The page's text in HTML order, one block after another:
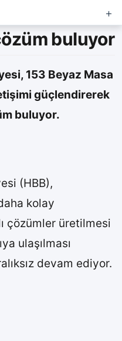
153
buluyor
153 Beyaz Masa
güçlendirerek
buluyor.
(HBB),
kolay
çözümler üretilmesi
ulaşılması
devam ediyor.